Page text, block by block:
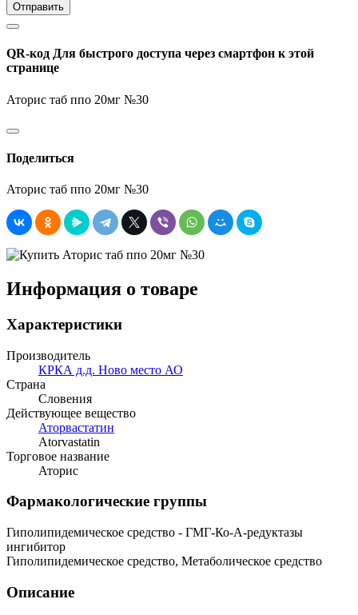
Отправить
QR-код Для быстрого доступа через смартфон к этой
странице
Аторис таб ппо 20мг №30
Поделиться
Аторис таб ппо 20мг №30
Информация о товаре
Характеристики
Производитель
КРКА д.д. Ново место АО
Страна
Словения
Действующее вещество
Аторвастатин
Atorvastatin
Торговое название
Аторис
Фармакологические группы
Гиполипидемическое средство - ГМГ-Ко-А-редуктазы
ингибитор
Гиполипидемическое средство, Метаболическое средство
Описание